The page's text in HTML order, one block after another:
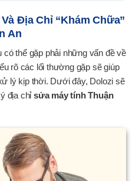
Địa Chỉ “khám Chữa”
An
có thể gặp phải những vấn đề về
rõ các lổi thường gặp sẽ giúp
lý kịp thời. Dưới đây, Dolozi sẽ
ý địa chỉsửa máy tính Thuận